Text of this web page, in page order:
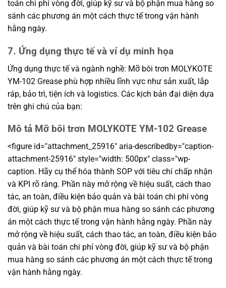
toán chi phí vòng đời, giúp kỹ sư và bộ phận mua hàng so
sánh các phương án một cách thực tế trong vận hành
hằng ngày.
7. Ứng dụng thực tế và ví dụ minh họa
Ứng dụng thực tế và ngành nghề: Mỡ bôi trơn MOLYKOTE
YM-102 Grease phù hợp nhiều lĩnh vực như sản xuất, lắp
ráp, bảo trì, tiện ích và logistics. Các kịch bản đại diện dựa
trên ghi chú của bạn:
Mô tả Mỡ bôi trơn MOLYKOTE YM-102 Grease
<figure id="attachment_25916" aria-describedby="caption-
attachment-25916" style="width: 500px" class="wp-
caption. Hãy cụ thể hóa thành SOP với tiêu chí chấp nhận
và KPI rõ ràng. Phần này mở rộng về hiệu suất, cách thao
tác, an toàn, điều kiện bảo quản và bài toán chi phí vòng
đời, giúp kỹ sư và bộ phận mua hàng so sánh các phương
án một cách thực tế trong vận hành hằng ngày. Phần này
mở rộng về hiệu suất, cách thao tác, an toàn, điều kiện bảo
quản và bài toán chi phí vòng đời, giúp kỹ sư và bộ phận
mua hàng so sánh các phương án một cách thực tế trong
vận hành hằng ngày.